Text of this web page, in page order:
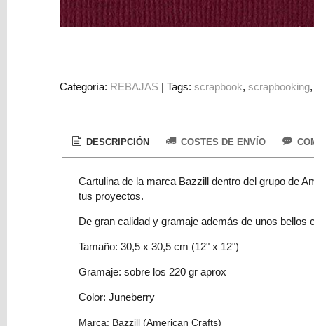
Colorantes
Figuras
Marcas
Carrito
Categoría: REBAJAS |Tags:scrapbook scrapbooking
DESCRIPCIÓN COSTES DE ENVÍO
Cartulina de la marca Bazzill dentro del grupo de
tus proyectos.
De gran calidad y gramaje además de unos
Tamaño: 30,5 x 30,5 cm (12" x 12")
Gramaje: sobre los 220 gr aprox
Color: Juneberry
Marca: Bazzill (American Crafts)